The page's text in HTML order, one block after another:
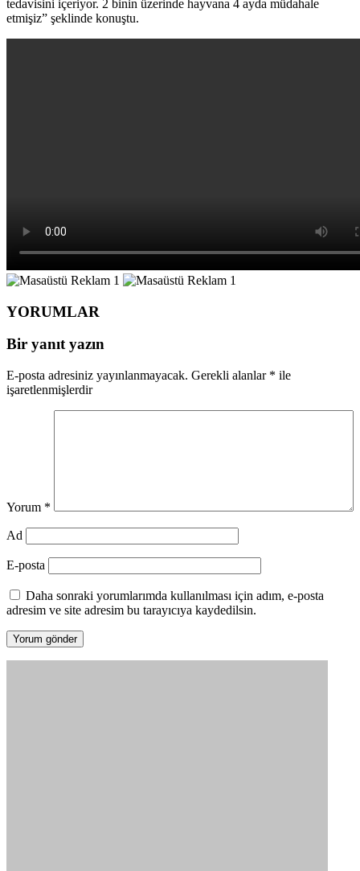
tedavisini içeriyor. 2 binin üzerinde hayvana 4 ayda müdahale
etmişiz” şeklinde konuştu.
YORUMLAR
Bir yanıt yazın
E-posta adresiniz yayınlanmayacak. Gerekli alanlar * ile
işaretlenmişlerdir
Yorum *
Ad
E-posta
Daha sonraki yorumlarımda kullanılması için adım, e-posta
adresim ve site adresim bu tarayıcıya kaydedilsin.